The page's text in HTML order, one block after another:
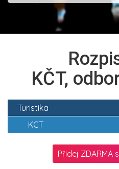
KČT,
Turistika
KCT
Přidej ZDARMA